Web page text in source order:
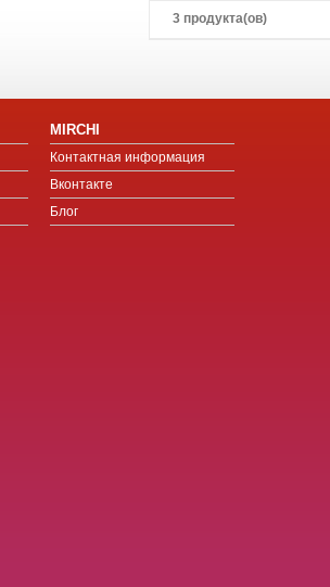
3 продукта(ов)
MIRCHI
Контактная информация
Вконтакте
Блог